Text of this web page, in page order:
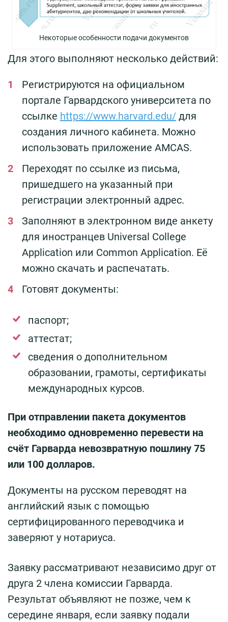
Некоторые особенности подачи документов
Для этого выполняют несколько действий:
Регистрируются на официальном
портале Гарвардского университета по
ссылке https://www.harvard.edu/ для
создания личного кабинета. Можно
использовать приложение AMCAS.
Переходят по ссылке из письма,
пришедшего на указанный при
регистрации электронный адрес.
Заполняют в электронном виде анкету
для иностранцев Universal College
Application или Common Application. Её
можно скачать и распечатать.
Готовят документы:
паспорт;
аттестат;
сведения о дополнительном
образовании, грамоты, сертификаты
международных курсов.
При отправлении пакета документов
необходимо одновременно перевести на
счёт Гарварда невозвратную пошлину 75
или 100 долларов.
Документы на русском переводят на
английский язык с помощью
сертифицированного переводчика и
заверяют у нотариуса.
Заявку рассматривают независимо друг от
друга 2 члена комиссии Гарварда.
Результат объявляют не позже, чем к
середине января, если заявку подали